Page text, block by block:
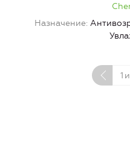
Назначение
1